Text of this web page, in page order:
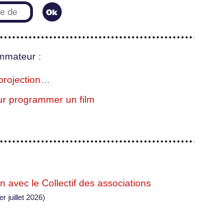
:
programmer un film
avec le Collectif des associations
juillet 2026)